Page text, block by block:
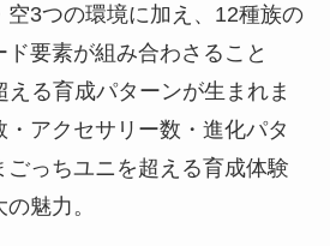
3つの環境に加え、12種族の
要素が組み合わさること
る育成パターンが生まれま
アクセサリー数・進化パタ
ごっちユニを超える育成体験
魅力。